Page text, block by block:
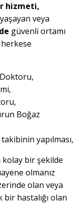
hizmeti,
veya
güvenli ortamı
Boğaz
yapılması,
kolay bir şekilde
olmanız
olan veya
bir hastalığı olan